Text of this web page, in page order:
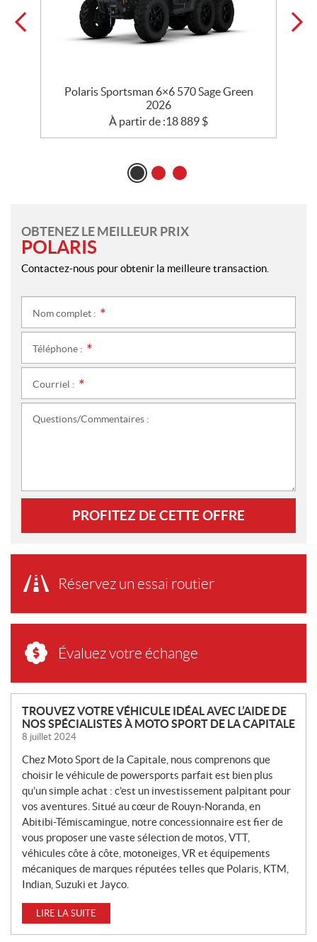
Polaris Sportsman 6×6 570 Sage Green
2026
À partir de :18 889 $
OBTENEZ LE MEILLEUR PRIX
POLARIS
Contactez-nous pour obtenir la meilleure transaction.
Nom complet :
Téléphone :
Courriel :
Questions/Commentaires :
PROFITEZ DE CETTE OFFRE
Réservez un essai routier
Évaluez votre échange
N
O
U
V
E
L
L
E
S
TROUVEZ VOTRE VÉHICULE IDÉAL AVEC L’AIDE DE
NOS SPÉCIALISTES À MOTO SPORT DE LA CAPITALE
8 juillet 2024
Chez Moto Sport de la Capitale, nous comprenons que
choisir le véhicule de powersports parfait est bien plus
qu’un simple achat : c’est un investissement palpitant pour
vos aventures. Situé au cœur de Rouyn-Noranda, en
Abitibi-Témiscamingue, notre concessionnaire est fier de
vous proposer une vaste sélection de motos, VTT,
véhicules côte à côte, motoneiges, VR et équipements
mécaniques de marques réputées telles que Polaris, KTM,
Indian, Suzuki et Jayco.
LIRE LA SUITE